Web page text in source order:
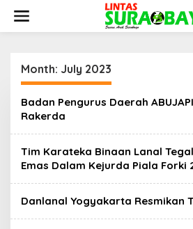
i
Month: July 2023
Badan Pengurus Daerah
Rakerda
Tim Karateka Binaan Lanal
Emas Dalam Kejurda Piala Forki
Danlanal Yogyakarta Resmikan